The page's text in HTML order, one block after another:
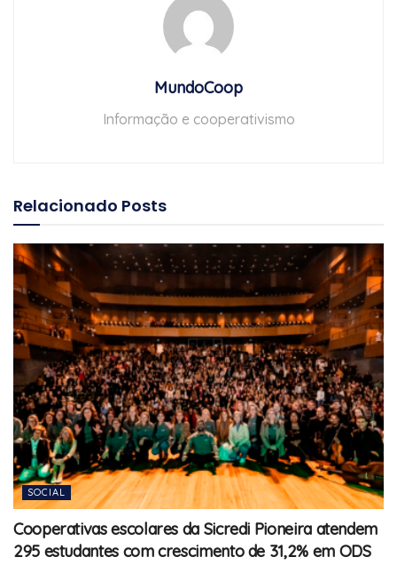
MundoCoop
Informação e cooperativismo
Relacionado Posts
SOCIAL
Cooperativas escolares da Sicredi Pioneira atendem
295 estudantes com crescimento de 31,2% em ODS